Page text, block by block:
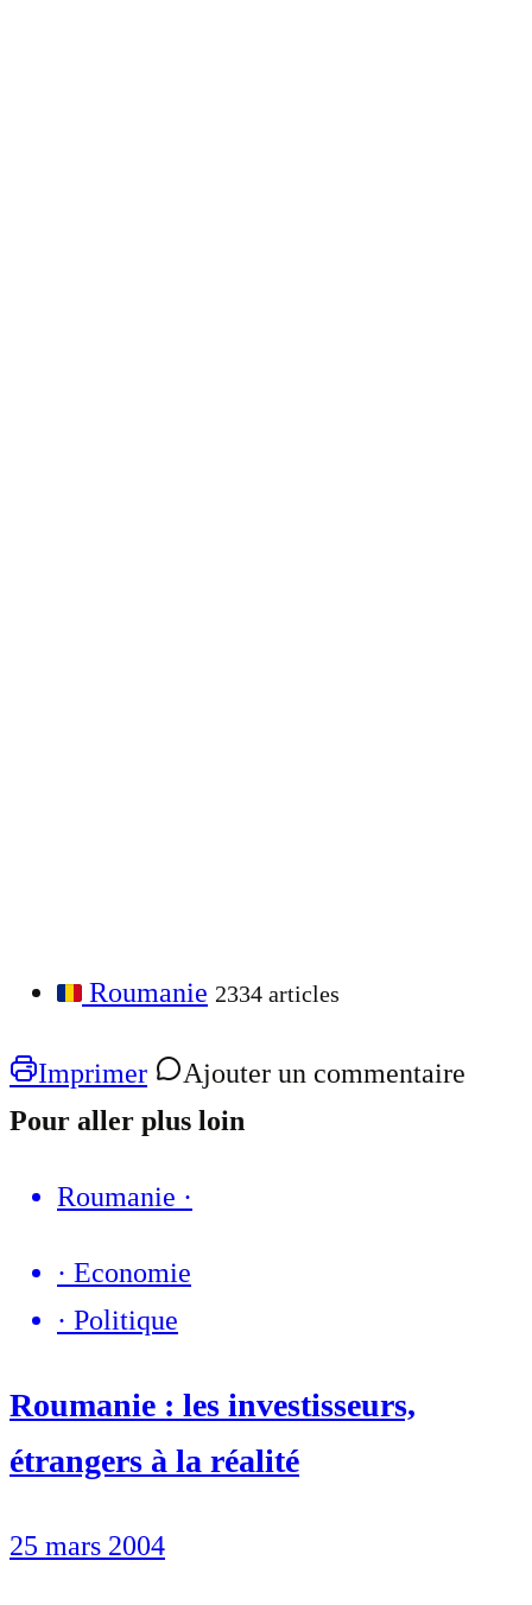
Roumanie 2334 articles
Imprimer
Ajouter un commentaire
Pour aller plus loin
Roumanie ·
· Economie
· Politique
Roumanie : les investisseurs,
étrangers à la réalité
25 mars 2004